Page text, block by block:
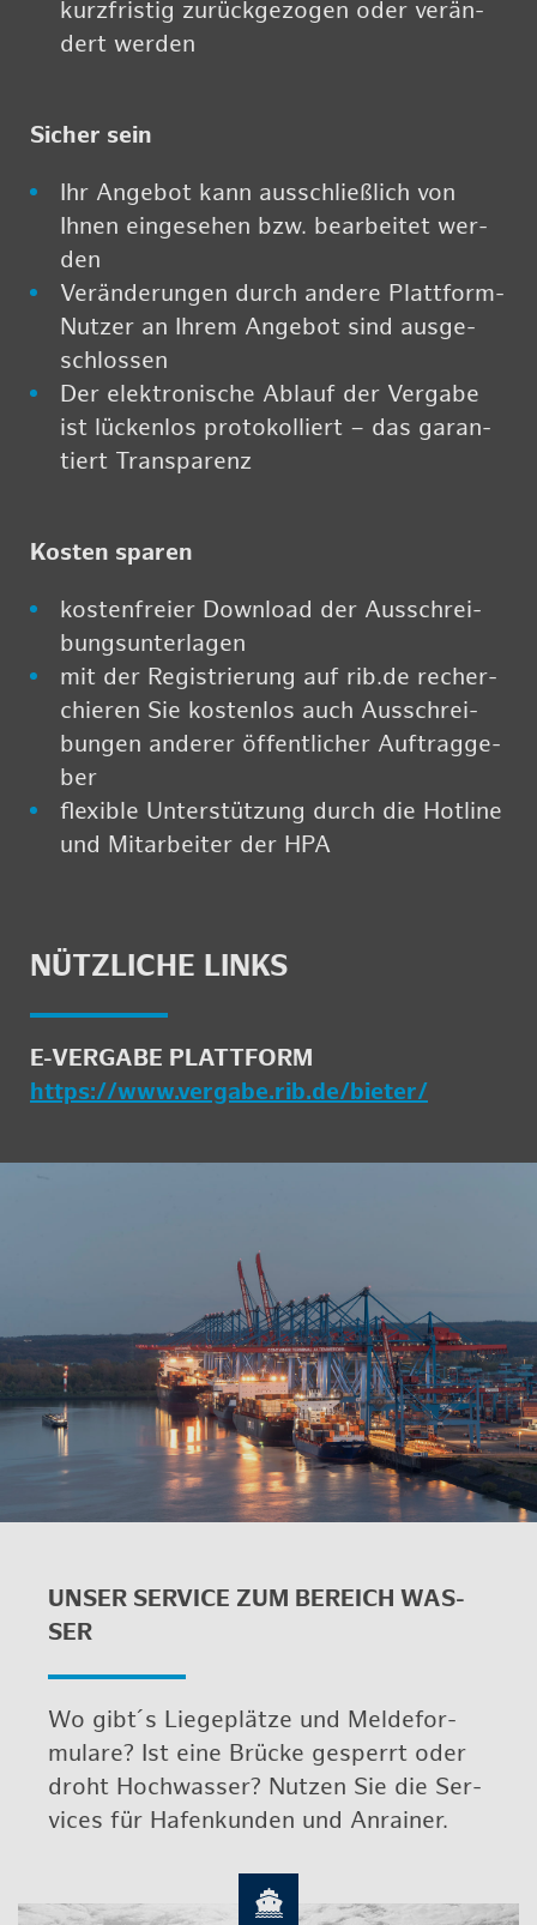
kurz­fris­tig zu­rück­ge­zo­gen oder ver­än­
dert wer­den
Si­cher sein
Ihr An­ge­bot kann aus­schließ­lich von
Ihnen ein­ge­se­hen bzw. be­ar­bei­tet wer­
den
Ver­än­de­run­gen durch an­de­re Platt­form-
Nut­zer an Ihrem An­ge­bot sind aus­ge­
schlos­sen
Der elek­tro­ni­sche Ab­lauf der Ver­ga­be
ist lü­cken­los pro­to­kol­liert – das ga­ran­
tiert Trans­pa­renz
Kos­ten spa­ren
kos­ten­frei­er Down­load der Aus­schrei­
bungs­un­ter­la­gen
mit der Re­gis­trie­rung auf rib.​de re­cher­
chie­ren Sie kos­ten­los auch Aus­schrei­
bun­gen an­de­rer öf­fent­li­cher Auf­trag­ge­
ber
fle­xi­ble Un­ter­stüt­zung durch die Hot­line
und Mit­ar­bei­ter der HPA
NÜTZ­LI­CHE LINKS
E-VER­GA­BE PLATT­FORM
https://​www.​vergabe.​rib.​de/​bieter/
UNSER SER­VICE ZUM BE­REICH WAS­
SER
Wo gibt´s Lie­ge­plät­ze und Mel­de­for­
mu­la­re? Ist eine Brü­cke ge­sperrt oder
droht Hoch­was­ser? Nut­zen Sie die Ser­
vices für Ha­fen­kun­den und An­rai­ner.